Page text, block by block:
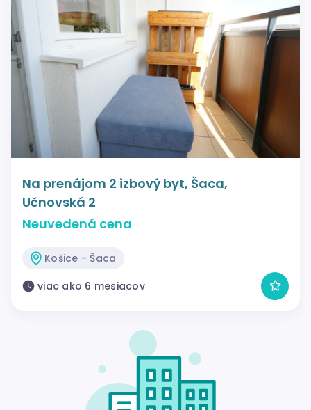
Na prenájom 2 izbový byt, Šaca,
Učnovská 2
Neuvedená cena
Košice - Šaca
viac ako 6 mesiacov